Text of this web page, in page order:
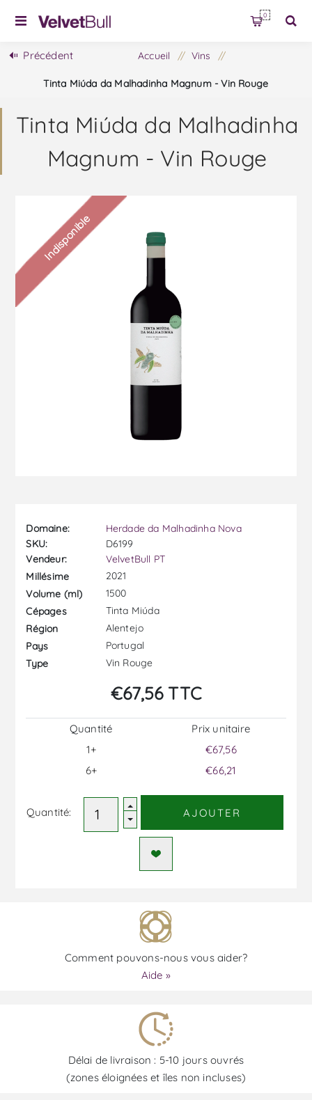
0
Précédent Accueil / Vins /
Tinta Miúda da Malhadinha Magnum - Vin Rouge
Tinta Miúda da Malhadinha
Magnum - Vin Rouge
Indisponible
Domaine:
Herdade da Malhadinha Nova
SKU:
D6199
Vendeur:
VelvetBull PT
Millésime
2021
Volume (ml)
1500
Cépages
Tinta Miúda
Région
Alentejo
Pays
Portugal
Type
Vin Rouge
€67,56 TTC
Quantité
1+
6+
Prix ​​unitaire
€67,56
€66,21
Quantité: AJOUTER
Comment pouvons-nous vous aider?
Aide »
Délai de livraison : 5-10 jours ouvrés
(zones éloignées et îles non incluses)